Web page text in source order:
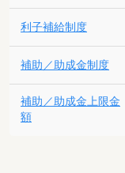
利子補給制度
補助／助成金制度
補助／助成金上限金
額